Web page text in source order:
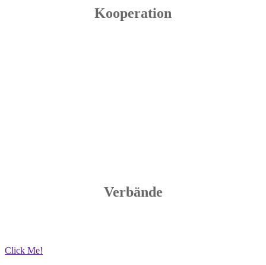
Kooperation
Verbände
Click Me!